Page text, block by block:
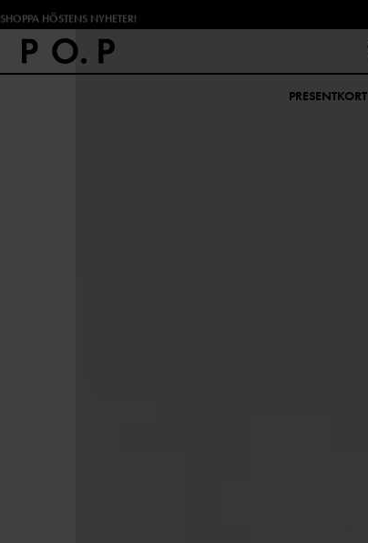
SHOPPA HÖSTENS NYHETER!
PRESENTKORT